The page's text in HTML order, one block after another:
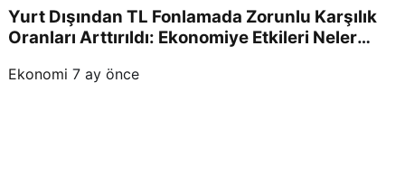
Yurt Dışından TL Fonlamada Zorunlu Karşılık
Oranları Arttırıldı: Ekonomiye Etkileri Neler
Ekonomi 7 ay önce